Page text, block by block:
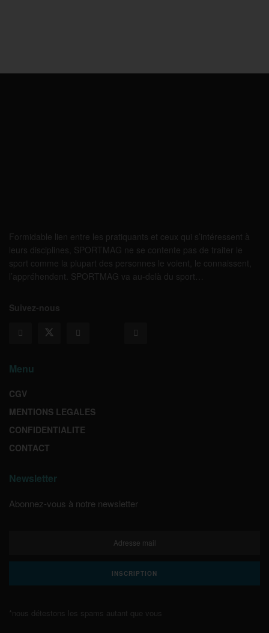
Formidable lien entre les pratiquants et ceux qui s’intéressent à
leurs disciplines, SPORTMAG ne se contente pas de traiter le
sport comme la plupart des personnes le voient, le connaissent,
l’appréhendent. SPORTMAG va au-delà du sport…
Suivez-nous
Menu
CGV
MENTIONS LEGALES
CONFIDENTIALITE
CONTACT
Newsletter
Abonnez-vous à notre newsletter
*nous détestons les spams autant que vous